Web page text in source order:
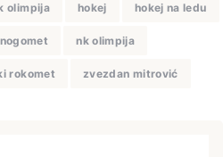
olimpija hokej hokej na ledu
nk olimpija
rokomet zvezdan mitrović